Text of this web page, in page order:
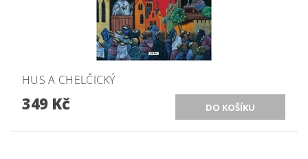
HUS A CHELČICKÝ
349 Kč